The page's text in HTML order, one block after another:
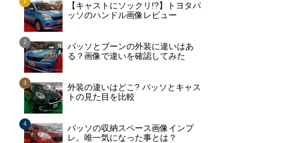
【キャストにソックリ!?】トヨタパ
ッソのハンドル画像レビュー
パッソとブーンの外装に違いはあ
る？画像で違いを確認してみた
外装の違いはどこ? パッソとキャス
トの見た目を比較
パッソの収納スペース画像インプ
レ。唯一気になった事とは？